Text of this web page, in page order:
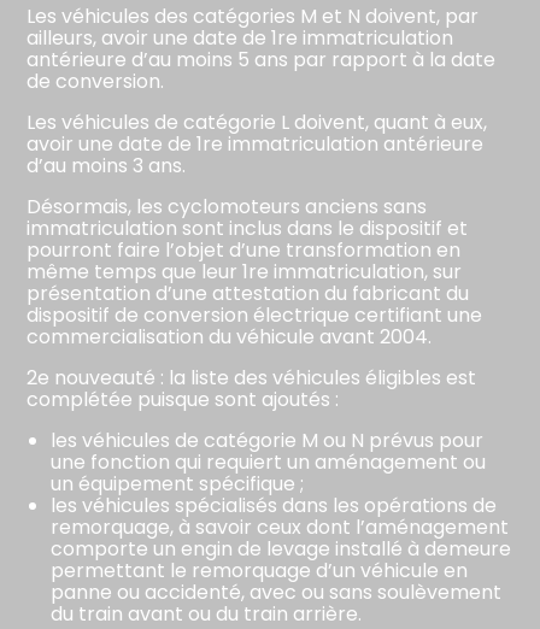
Les véhicules des catégories M et N doivent, par
ailleurs, avoir une date de 1re immatriculation
antérieure d’au moins 5 ans par rapport à la date
de conversion.
Les véhicules de catégorie L doivent, quant à eux,
avoir une date de 1re immatriculation antérieure
d’au moins 3 ans.
Désormais, les cyclomoteurs anciens sans
immatriculation sont inclus dans le dispositif et
pourront faire l’objet d’une transformation en
même temps que leur 1re immatriculation, sur
présentation d’une attestation du fabricant du
dispositif de conversion électrique certifiant une
commercialisation du véhicule avant 2004.
2e nouveauté : la liste des véhicules éligibles est
complétée puisque sont ajoutés :
les véhicules de catégorie M ou N prévus pour
une fonction qui requiert un aménagement ou
un équipement spécifique ;
les véhicules spécialisés dans les opérations de
remorquage, à savoir ceux dont l’aménagement
comporte un engin de levage installé à demeure
permettant le remorquage d’un véhicule en
panne ou accidenté, avec ou sans soulèvement
du train avant ou du train arrière.